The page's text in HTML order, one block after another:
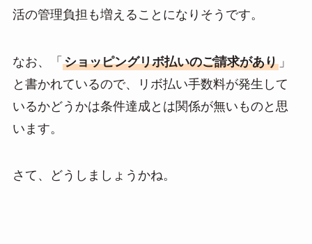
活の管理負担も増えることになりそうです。
なお、「 ショッピングリボ払いのご請求があり」
と書かれているので、リボ払い手数料が発生して
いるかどうかは条件達成とは関係が無いものと思
います。
さて、どうしましょうかね。